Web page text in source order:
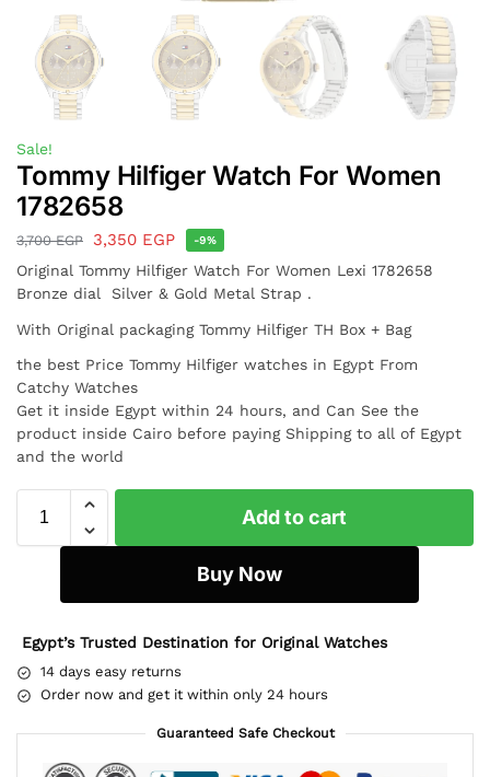
Sale!
Tommy Hilfiger Watch For Women
1782658
3,700EGP 3,350 EGP -9%
Original Tommy Hilfiger Watch For Women Lexi 1782658
Bronze dial Silver & Gold Metal Strap .
With Original packaging Tommy Hilfiger TH Box + Bag
the best Price Tommy Hilfiger watches in Egypt From
Catchy Watches
Get it inside Egypt within 24 hours, and Can See the
product inside Cairo before paying Shipping to all of Egypt
and the world
Add to cart
Buy Now
Egypt’s Trusted Destination for Original Watches
14 days easy returns
Order now and get it within only 24 hours
Guaranteed Safe Checkout